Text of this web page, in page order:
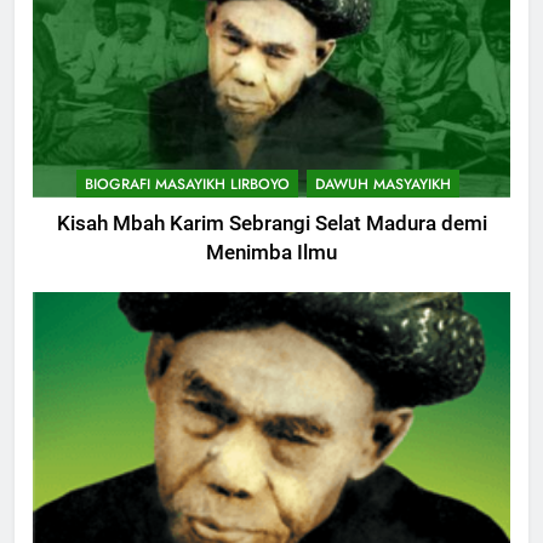
BIOGRAFI MASAYIKH LIRBOYO DAWUH MASYAYIKH
Kisah Mbah Karim Sebrangi Selat Madura demi
Menimba Ilmu